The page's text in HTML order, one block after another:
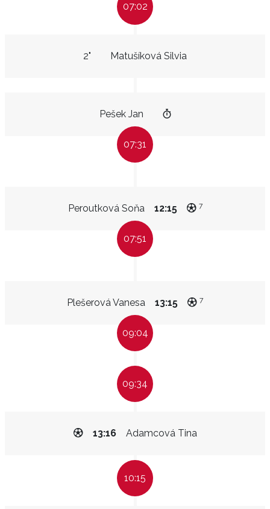
07:02
Matušíková Silvia
2"
Pešek Jan
07:31
Peroutková Soňa 12:15 7
07:51
Plešerová Vanesa 13:15 7
09:04
09:34
Adamcová Tina
13:16
10:15